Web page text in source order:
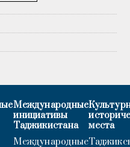
Международные
инициативы
Таджикистана
Международные
места